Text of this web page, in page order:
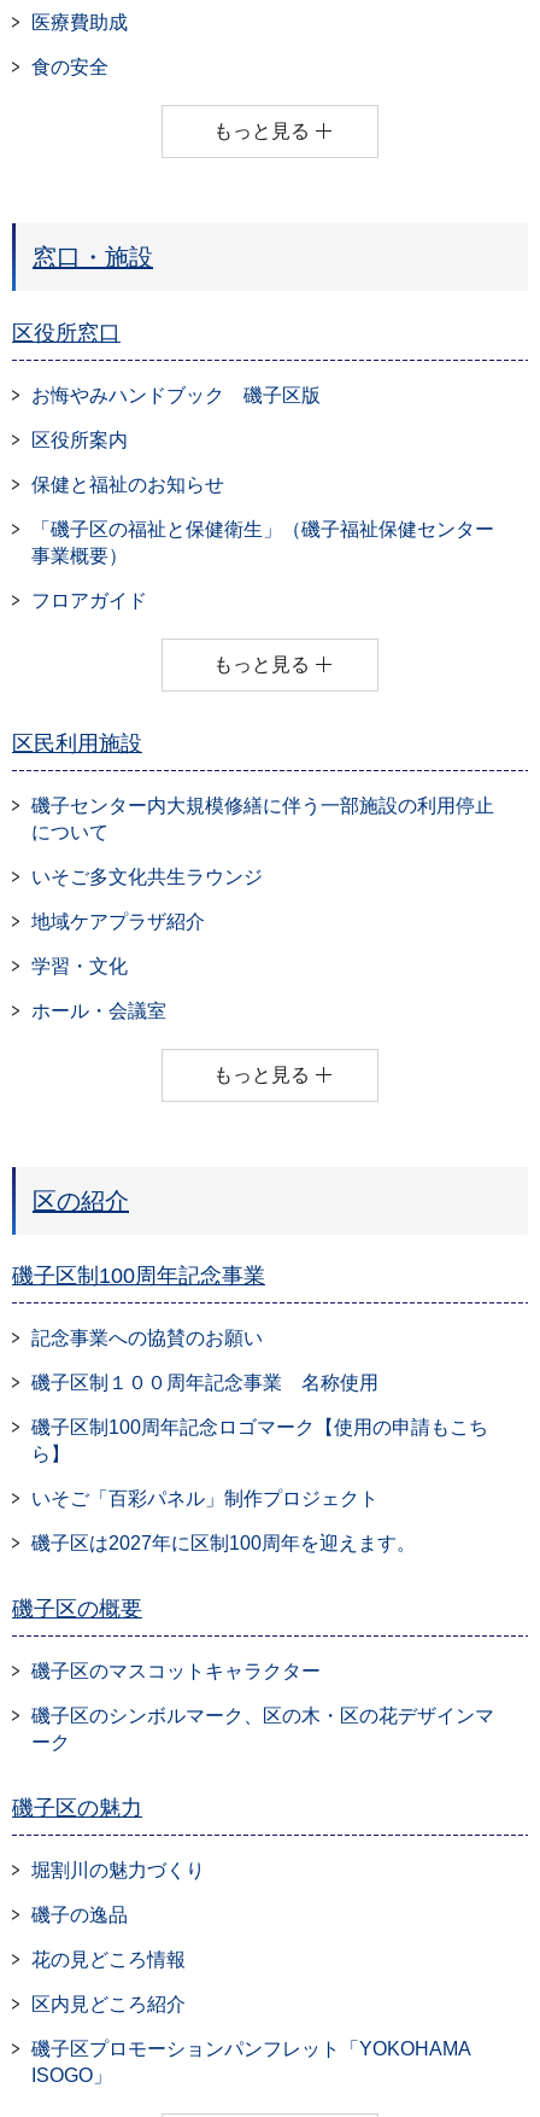
医療費助成
食の安全
もっと見る
窓口・施設
区役所窓口
お悔やみハンドブック 磯子区版
区役所案内
保健と福祉のお知らせ
「磯子区の福祉と保健衛生」（磯子福祉保健センター
事業概要）
フロアガイド
もっと見る
区民利用施設
磯子センター内大規模修繕に伴う一部施設の利用停止
について
いそご多文化共生ラウンジ
地域ケアプラザ紹介
学習・文化
ホール・会議室
もっと見る
区の紹介
磯子区制100周年記念事業
記念事業への協賛のお願い
磯子区制１００周年記念事業 名称使用
磯子区制100周年記念ロゴマーク【使用の申請もこち
ら】
いそご「百彩パネル」制作プロジェクト
磯子区は2027年に区制100周年を迎えます。
磯子区の概要
磯子区のマスコットキャラクター
磯子区のシンボルマーク、区の木・区の花デザインマ
ーク
磯子区の魅力
堀割川の魅力づくり
磯子の逸品
花の見どころ情報
区内見どころ紹介
磯子区プロモーションパンフレット「YOKOHAMA
ISOGO」